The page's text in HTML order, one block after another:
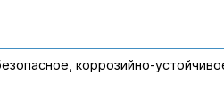
коррозийно-